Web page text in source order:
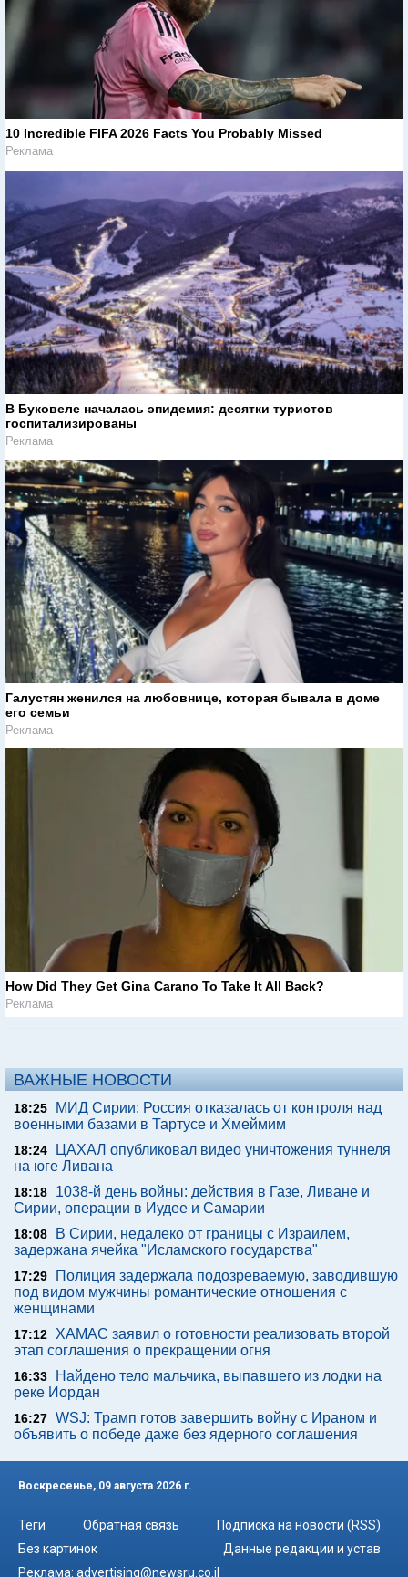
10 Incredible FIFA 2026 Facts You Probably Missed
Реклама
В Буковеле началась эпидемия: десятки туристов
госпитализированы
Реклама
Галустян женился на любовнице, которая бывала в доме
его семьи
Реклама
How Did They Get Gina Carano To Take It All Back?
Реклама
ВАЖНЫЕ НОВОСТИ
18:25
МИД Сирии: Россия отказалась от контроля над
военными базами в Тартусе и Хмеймим
18:24
ЦАХАЛ опубликовал видео уничтожения туннеля
на юге Ливана
18:18
1038-й день войны: действия в Газе, Ливане и
Сирии, операции в Иудее и Самарии
18:08
В Сирии, недалеко от границы с Израилем,
задержана ячейка "Исламского государства"
17:29
Полиция задержала подозреваемую, заводившую
под видом мужчины романтические отношения с
женщинами
17:12 ХАМАС заявил о готовности реализовать второй
этап соглашения о прекращении огня
16:33
Найдено тело мальчика, выпавшего из лодки на
реке Иордан
16:27 WSJ: Трамп готов завершить войну с Ираном и
объявить о победе даже без ядерного соглашения
Воскресенье, 09 августа 2026 г.
Теги Обратная связь
Подписка на новости (RSS)
Без картинок
Данные редакции и устав
Реклама: advertising@newsru.co.il